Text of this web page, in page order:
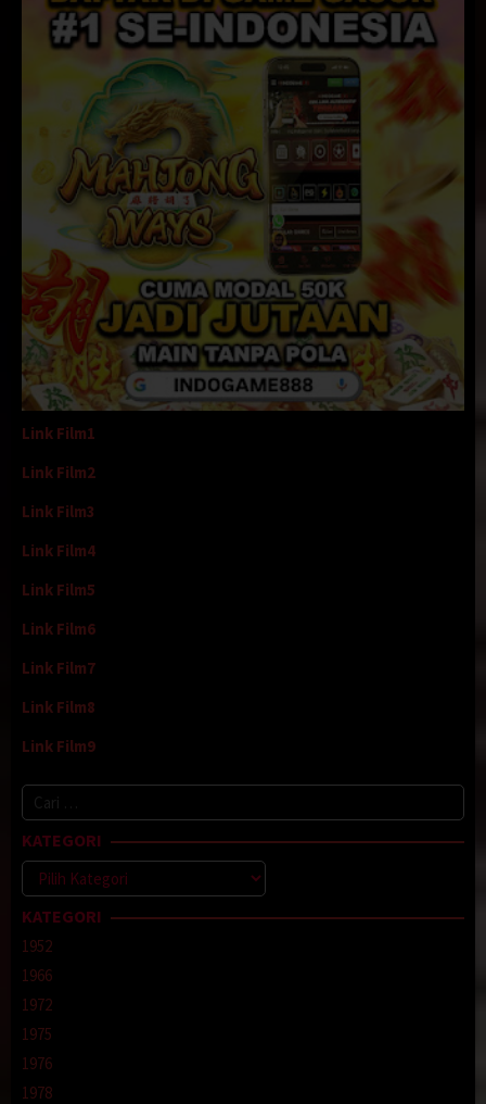
Link Film1
Link Film2
Link Film3
Link Film4
Link Film5
Link Film6
Link Film7
Link Film8
Link Film9
untuk:
KATEGORI
Kategori
KATEGORI
1952
1966
1972
1975
1976
1978